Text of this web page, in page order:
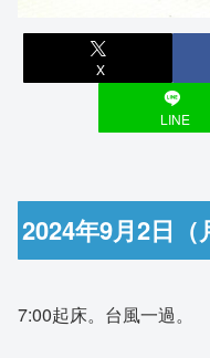
X
LINE
2024年9月2日（
7:00起床。台風一過。